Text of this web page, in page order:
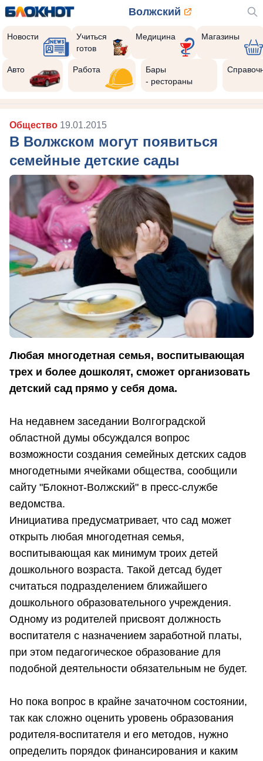
Волжский
Новости
Учиться
готов
Медицина Магазины
Авто Работа
Бары
- рестораны
Общество 19.01.2015
В Волжском могут появиться
семейные детские сады
Любая многодетная семья, воспитывающая
трех и более дошколят, сможет организовать
детский сад прямо у себя дома.
На недавнем заседании Волгоградской
областной думы обсуждался вопрос
возможности создания семейных детских садов
многодетными ячейками общества, сообщили
сайту "Блокнот-Волжский" в пресс-службе
ведомства.
Инициатива предусматривает, что сад может
открыть любая многодетная семья,
воспитывающая как минимум троих детей
дошкольного возраста. Такой детсад будет
считаться подразделением ближайшего
дошкольного образовательного учреждения.
Одному из родителей присвоят должность
воспитателя с назначением заработной платы,
при этом педагогическое образование для
подобной деятельности обязательным не будет.
Но пока вопрос в крайне зачаточном состоянии,
так как сложно оценить уровень образования
родителя-воспитателя и его методов, нужно
определить порядок финансирования и каким